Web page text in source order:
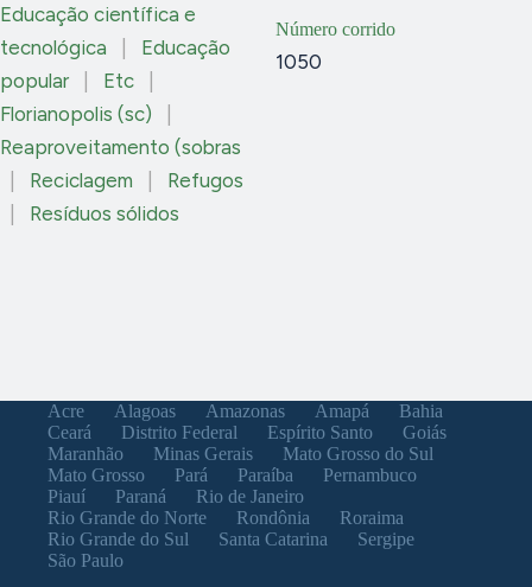
Educação científica e
tecnológica
Educação
popular
Etc
Florianopolis (sc)
Reaproveitamento (sobras
Reciclagem
Refugos
Resíduos sólidos
Número corrido
1050
Acre Alagoas Amazonas Amapá
Bahia
Ceará
Distrito Federal Espírito Santo
Goiás
Maranhão
Minas Gerais
Mato Grosso do Sul
Mato Grosso
Pará Paraíba
Pernambuco
Piauí
Paraná
Rio de Janeiro
Rio Grande do Norte
Rondônia
Roraima
Rio Grande do Sul
Santa Catarina
Sergipe
São Paulo